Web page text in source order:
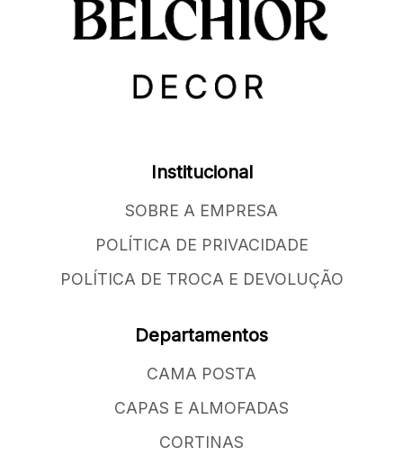
Institucional
SOBRE A EMPRESA
POLÍTICA DE PRIVACIDADE
POLÍTICA DE TROCA E DEVOLUÇÃO
Departamentos
CAMA POSTA
CAPAS E ALMOFADAS
CORTINAS